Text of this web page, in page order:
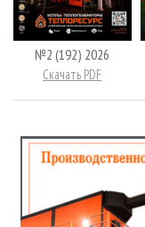
№2 (192) 2026
Скачать PDF